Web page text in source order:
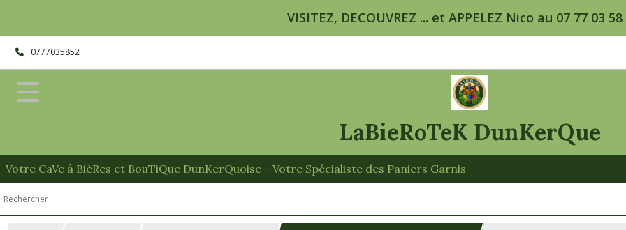
VISITEZ, DECOUVREZ ... et APPELEZ Nico au 07 77 03 58
0777035852
LaBieRoTeK DunKerQue
Votre CaVe à BièRes et BouTiQue DunKerQuoise - Votre Spécialiste des Paniers Garnis